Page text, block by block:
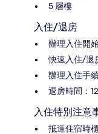
5 層樓
入住/退房
辦理入住開
快速入住/退
辦理入住手
退房時間：
入住特別注意
抵達住宿時